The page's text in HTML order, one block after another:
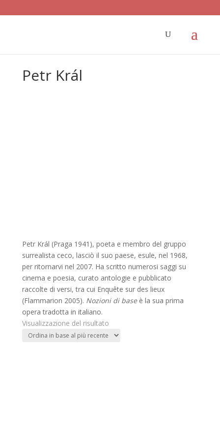
Petr Král
Petr Král (Praga 1941), poeta e membro del gruppo
surrealista ceco, lasciò il suo paese, esule, nel 1968,
per ritornarvi nel 2007. Ha scritto numerosi saggi su
cinema e poesia, curato antologie e pubblicato
raccolte di versi, tra cui Enquête sur des lieux
(Flammarion 2005). Nozioni di baseè la sua prima
opera tradotta in italiano.
Visualizzazione del risultato